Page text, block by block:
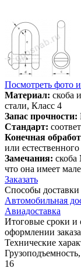
Посмотреть фото
Материал: скоба
стали, Класс 4
Запас прочности:
Стандарт:
Конечная
или естественного
Замечания: скоба
что она имеет
Заказать
Способы доставки
Автомобильная
Авиадоставка
Итоговые сроки и
оформлении
Технические
16